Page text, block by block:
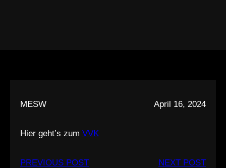
MESW April 16, 2024
Hier geht’s zum VVK
PREVIOUS POST NEXT POST